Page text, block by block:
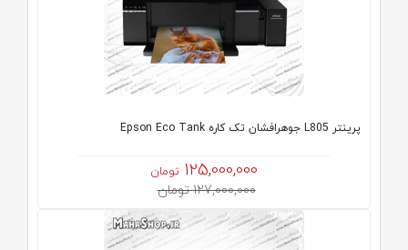
پرینتر L805 جوهرافشان تک کاره Epson Eco Tank
125,000,000 تومان
127,000,000 تومان